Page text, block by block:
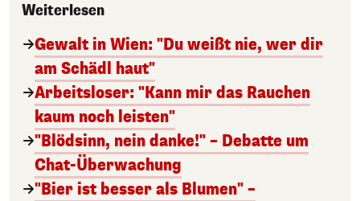
Weiterlesen
Gewalt in Wien: "Du weißt nie, wer dir
am Schädl haut"
Arbeitsloser: "Kann mir das Rauchen
kaum noch leisten"
"Blödsinn, nein danke!" – Debatte um
Chat-Überwachung
"Bier ist besser als Blumen" –